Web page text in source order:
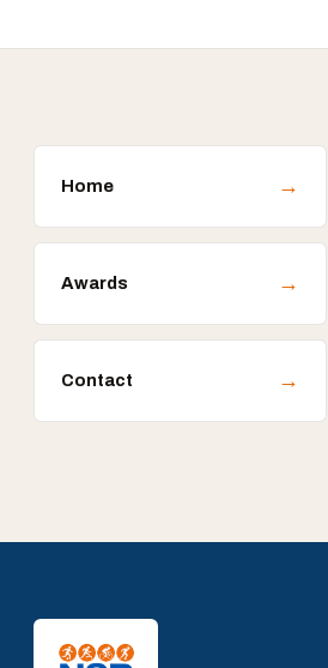
Home →
Awards →
Contact →